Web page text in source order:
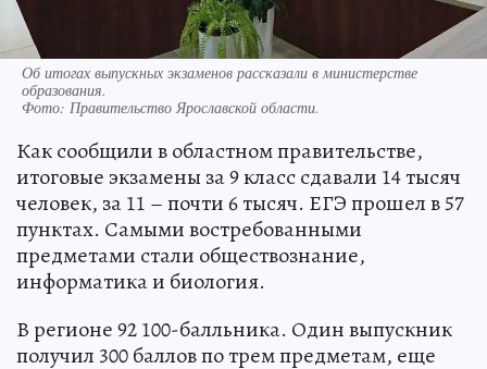
Об итогах выпускных экзаменов рассказали в министерстве
образования.
Фото: Правительство Ярославской области.
Как сообщили в областном правительстве,
итоговые экзамены за 9 класс сдавали 14 тысяч
человек, за 11 – почти 6 тысяч. ЕГЭ прошел в 57
пунктах. Самыми востребованными
предметами стали обществознание,
информатика и биология.
В регионе 92 100-балльника. Один выпускник
получил 300 баллов по трем предметам, еще